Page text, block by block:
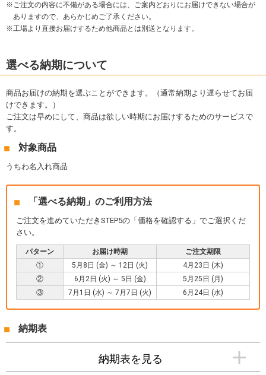
ご注文の内容に不備がある場合には、ご案内どおりにお届けできない場合が
ありますので、あらかじめご了承ください。
工場より直接お届けするため他商品とは別送となります。
選べる納期について
商品お届けの納期を選ぶことができます。（通常納期より遅らせてお届
けできます。）
ご注文は早めにして、商品は欲しい時期にお届けするためのサービスで
す。
対象商品
うちわ名入れ商品
「選べる納期」のご利用方法
ご注文を進めていただきSTEP5の「価格を確認する」でご選択くだ
さい。
パターン お届け時期
ご注文期限
①
5月8日 (金) ～ 12日 (火)
4月23日 (木)
②
6月2日 (火) ～ 5日 (金)
5月25日 (月)
③
7月1日 (水) ～ 7月7日 (火) 6月24日 (水)
納期表
納期表を見る